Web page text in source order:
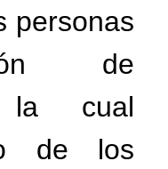
personas
de
la cual
de los